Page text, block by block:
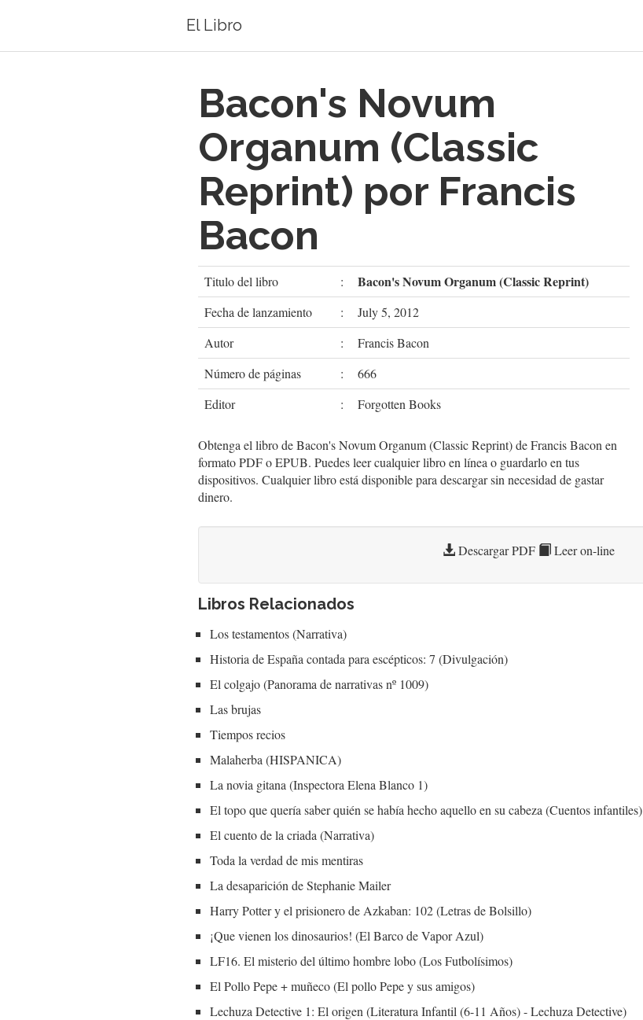
El Libro
Bacon's Novum
Organum (Classic
Reprint) por Francis
Bacon
Titulo del libro : Bacon's Novum Organum (Classic Reprint)
Fecha de lanzamiento :
July 5, 2012
Autor
:
Francis Bacon
Número de páginas
:
666
Editor
: Forgotten Books
Obtenga el libro de Bacon's Novum Organum (Classic Reprint) de Francis Bacon en
formato PDF o EPUB. Puedes leer cualquier libro en línea o guardarlo en tus
dispositivos. Cualquier libro está disponible para descargar sin necesidad de gastar
dinero.
Descargar PDF Leer on-line
Libros Relacionados
Los testamentos (Narrativa)
Historia de España contada para escépticos: 7 (Divulgación)
El colgajo (Panorama de narrativas nº 1009)
Las brujas
Tiempos recios
Malaherba (HISPANICA)
La novia gitana (Inspectora Elena Blanco 1)
El topo que quería saber quién se había hecho aquello en su cabeza (Cuentos infantiles)
El cuento de la criada (Narrativa)
Toda la verdad de mis mentiras
La desaparición de Stephanie Mailer
Harry Potter y el prisionero de Azkaban: 102 (Letras de Bolsillo)
¡Que vienen los dinosaurios! (El Barco de Vapor Azul)
LF16. El misterio del último hombre lobo (Los Futbolísimos)
El Pollo Pepe + muñeco (El pollo Pepe y sus amigos)
Lechuza Detective 1: El origen (Literatura Infantil (6-11 Años) - Lechuza Detective)